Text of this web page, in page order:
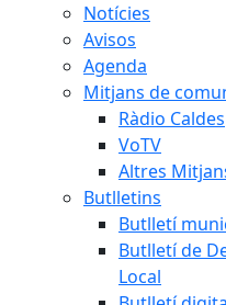
Notícies
Avisos
Agenda
Mitjans de
Ràdio Caldes
VoTV
Altres
Butlletins
Butlletí
Butlletí de
Local